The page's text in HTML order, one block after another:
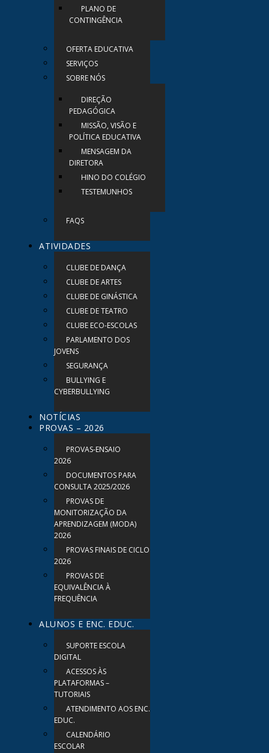
PLANO DE
CONTINGÊNCIA
OFERTA EDUCATIVA
SERVIÇOS
SOBRE NÓS
DIREÇÃO
PEDAGÓGICA
MISSÃO, VISÃO E
POLÍTICA EDUCATIVA
MENSAGEM DA
DIRETORA
HINO DO COLÉGIO
TESTEMUNHOS
FAQS
ATIVIDADES
CLUBE DE DANÇA
CLUBE DE ARTES
CLUBE DE GINÁSTICA
CLUBE DE TEATRO
CLUBE ECO-ESCOLAS
PARLAMENTO DOS
JOVENS
SEGURANÇA
BULLYING E
CYBERBULLYING
NOTÍCIAS
PROVAS – 2026
PROVAS-ENSAIO
2026
DOCUMENTOS PARA
CONSULTA 2025/2026
PROVAS DE
MONITORIZAÇÃO DA
APRENDIZAGEM (MODA)
2026
PROVAS FINAIS DE CICLO
2026
PROVAS DE
EQUIVALÊNCIA À
FREQUÊNCIA
ALUNOS E ENC. EDUC.
SUPORTE ESCOLA
DIGITAL
ACESSOS ÀS
PLATAFORMAS –
TUTORIAIS
ATENDIMENTO AOS ENC.
EDUC.
CALENDÁRIO
ESCOLAR